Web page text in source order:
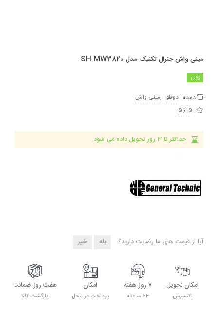
مینی واش جنرال تکنیک مدل SH-MW3820
10
دسته: دوقلو ,مینی واش
5 از 5
حداکثر تا 3 روز تحویل داده می شود.
آیا از قیمت های ما رضایت دارید؟ بله خیر
امکان تحویل
اکسپرس
۷ روز هفته
۲۴ ساعته
امکان
پرداخت در محل
هفت روز ضمانت
بازگشت کالا